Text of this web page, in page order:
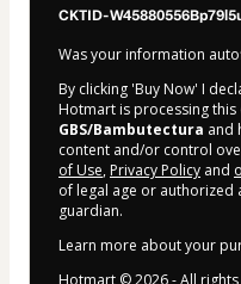
CKTID-
Was your information
By clicking 'Buy Now' I
Hotmart is processing
GBS/Bambutectura and
content and/or control
of Use, Privacy Policy and
of legal age or authorized
guardian.
Learn more about your
Hotmart ©2026- All